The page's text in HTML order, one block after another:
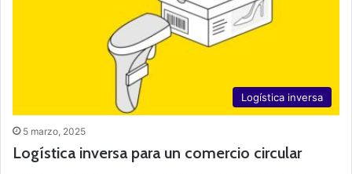
Logística inversa
5 marzo, 2025
Logística inversa para un comercio circular